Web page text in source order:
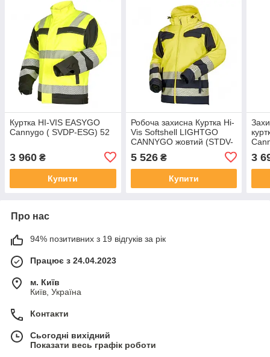
Куртка HI-VIS EASYGO
Cannygo ( SVDP-ESG) 52
3 960 ₴
Купити
Робоча захисна Куртка Hi-
Vis Softshell LIGHTGO
CANNYGO жовтий (STDV-
5 526₴
Купити
3
Про нас
94% позитивних з 19 відгуків за рік
Працює з 24.04.2023
м. Київ
Київ, Україна
Контакти
Сьогодні вихідний
Показати весь графік роботи